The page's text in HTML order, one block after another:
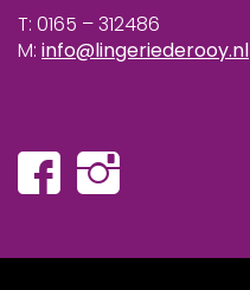
T: 0165 – 312486
M: info@lingeriederooy.nl